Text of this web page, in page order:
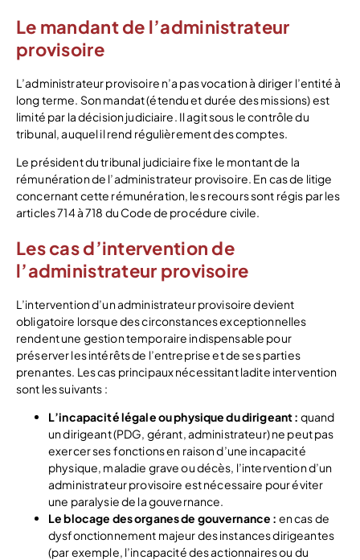
Le mandant de l’administrateur
provisoire
L’administrateur provisoire n’a pas vocation à diriger l’entité à
long terme. Son mandat (étendu et durée des missions) est
limité par la décision judiciaire. Il agit sous le contrôle du
tribunal, auquel il rend régulièrement des comptes.
Le président du tribunal judiciaire fixe le montant de la
rémunération de l’administrateur provisoire. En cas de litige
concernant cette rémunération, les recours sont régis par les
articles 714 à 718 du Code de procédure civile.
Les cas d’intervention de
l’administrateur provisoire
L’intervention d’un administrateur provisoire devient
obligatoire lorsque des circonstances exceptionnelles
rendent une gestion temporaire indispensable pour
préserver les intérêts de l’entreprise et de ses parties
prenantes. Les cas principaux nécessitant ladite intervention
sont les suivants :
L’incapacité légale ou physique du dirigeant : quand
un dirigeant (PDG, gérant, administrateur) ne peut pas
exercer ses fonctions en raison d’une incapacité
physique, maladie grave ou décès, l’intervention d’un
administrateur provisoire est nécessaire pour éviter
une paralysie de la gouvernance.
Le blocage des organes de gouvernance : en cas de
dysfonctionnement majeur des instances dirigeantes
(par exemple, l’incapacité des actionnaires ou du